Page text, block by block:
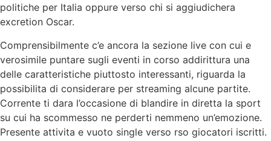
politiche per Italia oppure verso chi si aggiudichera
excretion Oscar.
Comprensibilmente c’e ancora la sezione live con cui e
verosimile puntare sugli eventi in corso addirittura una
delle caratteristiche piuttosto interessanti, riguarda la
possibilita di considerare per streaming alcune partite.
Corrente ti dara l’occasione di blandire in diretta la sport
su cui ha scommesso ne perderti nemmeno un’emozione.
Presente attivita e vuoto single verso rso giocatori iscritti.